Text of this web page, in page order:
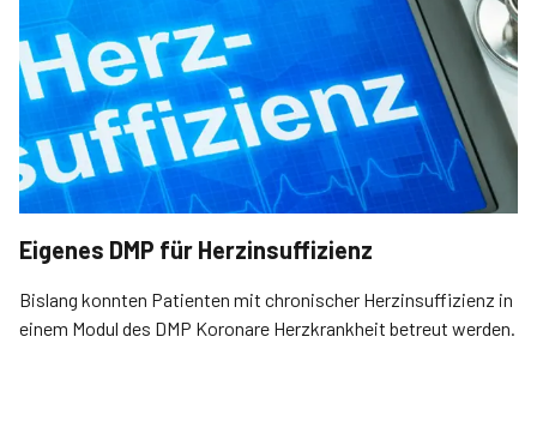
Eigenes DMP für Herzinsuffizienz
Bislang konnten Patienten mit chronischer Herzinsuffizienz in
einem Modul des DMP Koronare Herzkrankheit betreut werden.